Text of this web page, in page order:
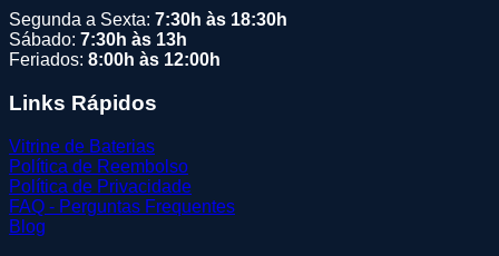
Segunda a Sexta: 7:30h às 18:30h
Sábado: 7:30h às 13h
Feriados: 8:00h às 12:00h
Links Rápidos
Vitrine de Baterias
Política de Reembolso
Política de Privacidade
FAQ - Perguntas Frequentes
Blog